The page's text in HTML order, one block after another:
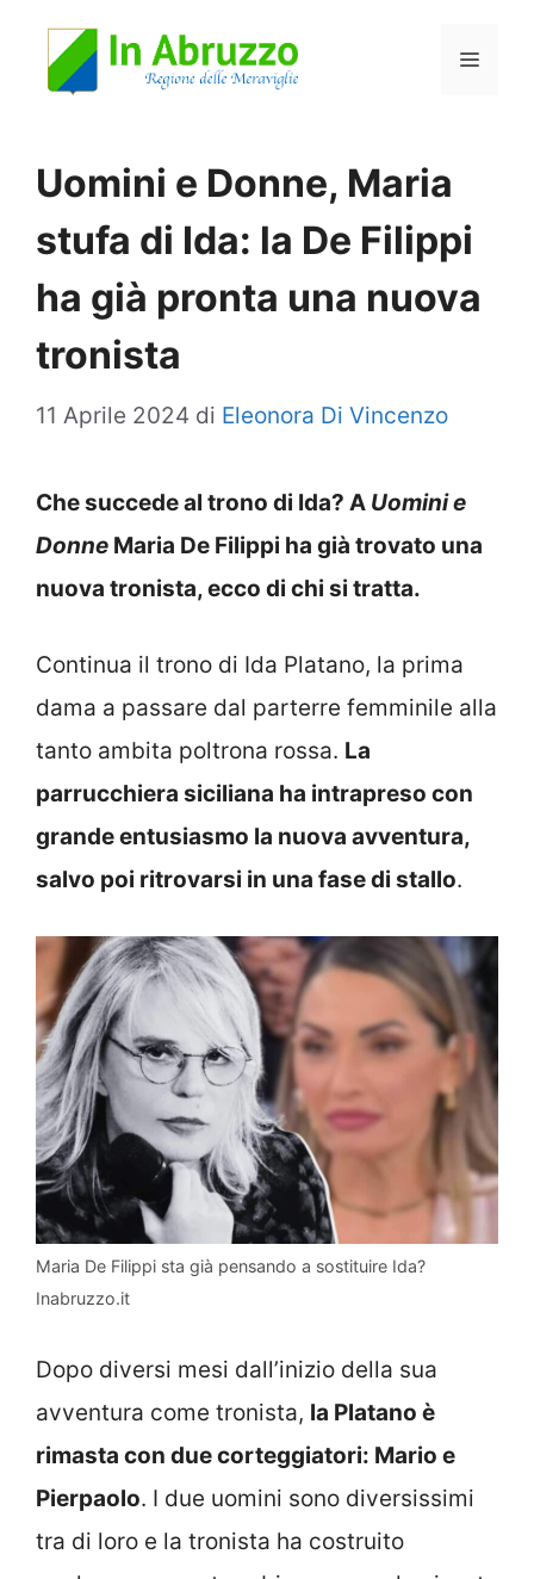
Menu
Uomini e Donne, Maria
stufa di Ida: la De Filippi
ha già pronta una nuova
tronista
11 Aprile 2024 di Eleonora Di Vincenzo
Che succede al trono di Ida? A Uomini e
Donne Maria De Filippi ha già trovato una
nuova tronista, ecco di chi si tratta.
Continua il trono di Ida Platano, la prima
dama a passare dal parterre femminile alla
tanto ambita poltrona rossa. La
parrucchiera siciliana ha intrapreso con
grande entusiasmo la nuova avventura,
salvo poi ritrovarsi in una fase di stallo.
Maria De Filippi sta già pensando a sostituire Ida?
Inabruzzo.it
Dopo diversi mesi dall’inizio della sua
avventura come tronista, la Platano è
rimasta con due corteggiatori: Mario e
Pierpaolo. I due uomini sono diversissimi
tra di loro e la tronista ha costruito